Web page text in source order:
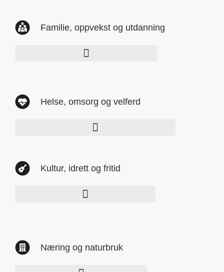
Familie, oppvekst og utdanning
Helse, omsorg og velferd
Kultur, idrett og fritid
Næring og naturbruk